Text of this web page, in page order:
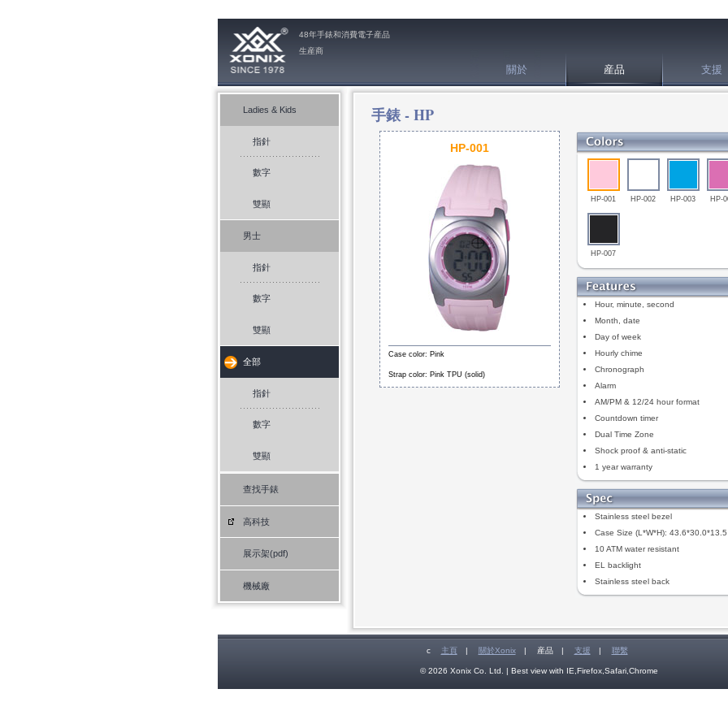
48年手錶和消費電子産品
生産商
關於 産品 支援
Ladies & Kids
指針
數字
雙顯
男士
指針
數字
雙顯
全部
指針
數字
雙顯
查找手錶
高科技
展示架(pdf)
機械廠
手錶 - HP
HP-001
Case color: Pink
Strap color: Pink TPU (solid)
HP-001 HP-002 HP-003 HP-
HP-007
Hour, minute, second
Month, date
Day of week
Hourly chime
Chronograph
Alarm
AM/PM & 12/24 hour format
Countdown timer
Dual Time Zone
Shock proof & anti-static
1 year warranty
Stainless steel bezel
Case Size (L*W*H): 43.6*30.0*13.5
10 ATM water resistant
EL backlight
Stainless steel back
c 主頁 | 關於Xonix | 産品 | 支援 | 聯繫
© 2026 Xonix Co. Ltd. | Best view with IE,Firefox,Safari,Chrome